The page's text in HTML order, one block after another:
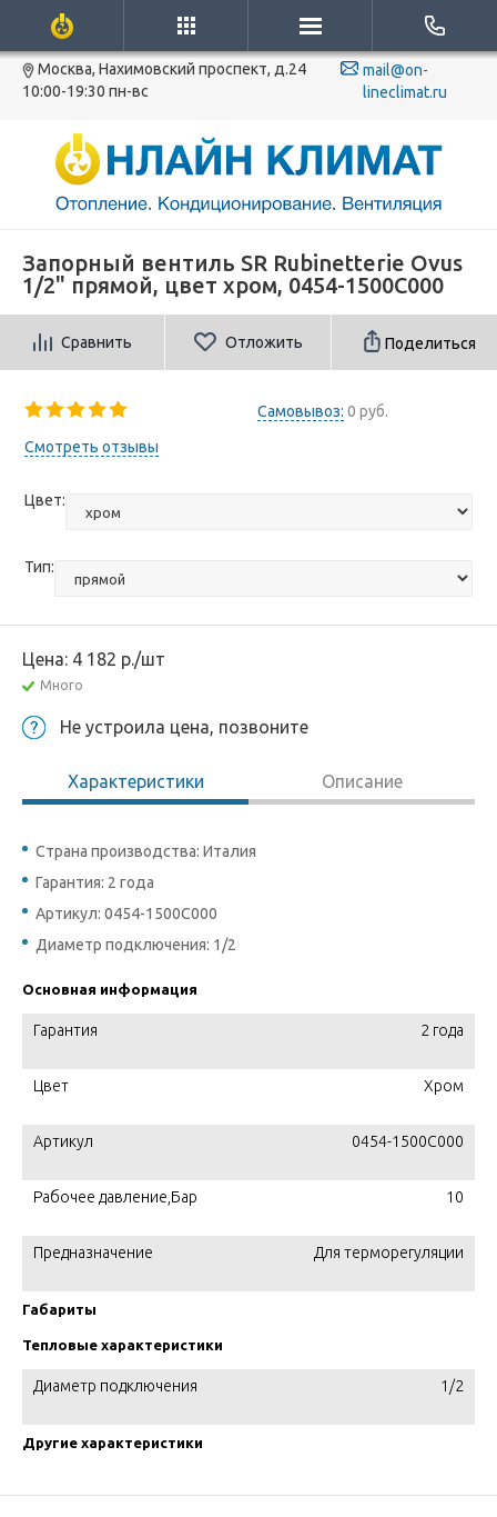
Москва, Нахимовский проспект, д.24
10:00-19:30 пн-вс
mail@on-
lineclimat.ru
Запорный вентиль SR Rubinetterie Ovus
1/2" прямой, цвет хром, 0454-1500C000
Сравнить Отложить Поделиться
Самовывоз: 0 руб.
Смотреть отзывы
Цвет:
Тип:
Цена: 4 182 р./шт
Много
Не устроила цена, позвоните
Характеристики Описание
Страна производства: Италия
Гарантия: 2 года
Артикул: 0454-1500C000
Диаметр подключения: 1/2
Основная информация
Гарантия 2 года
Цвет Хром
Артикул 0454-1500C000
Рабочее давление,Бар 10
Предназначение Для терморегуляции
Габариты
Тепловые характеристики
Диаметр подключения 1/2
Другие характеристики